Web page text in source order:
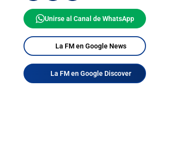
Unirse al Canal de WhatsApp
La FM en Google News
La FM en Google Discover